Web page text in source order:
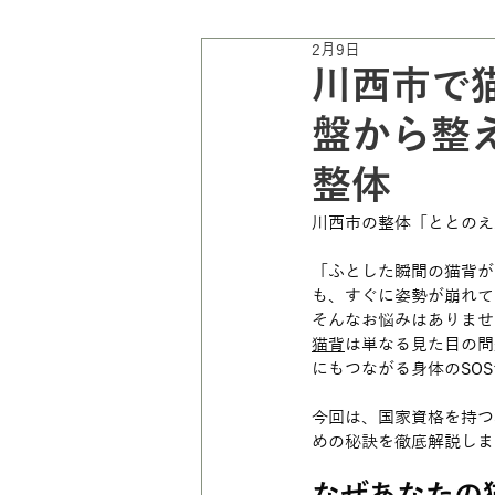
川西市で
盤から整
整体
2月9日
川西市の整体「ととの
「ふとした瞬間の猫背
も、すぐに姿勢が崩れ
そんなお悩みはありま
猫背は単なる見た目の
にもつながる身体の
今回は、国家資格を持
めの秘訣を徹底解説し